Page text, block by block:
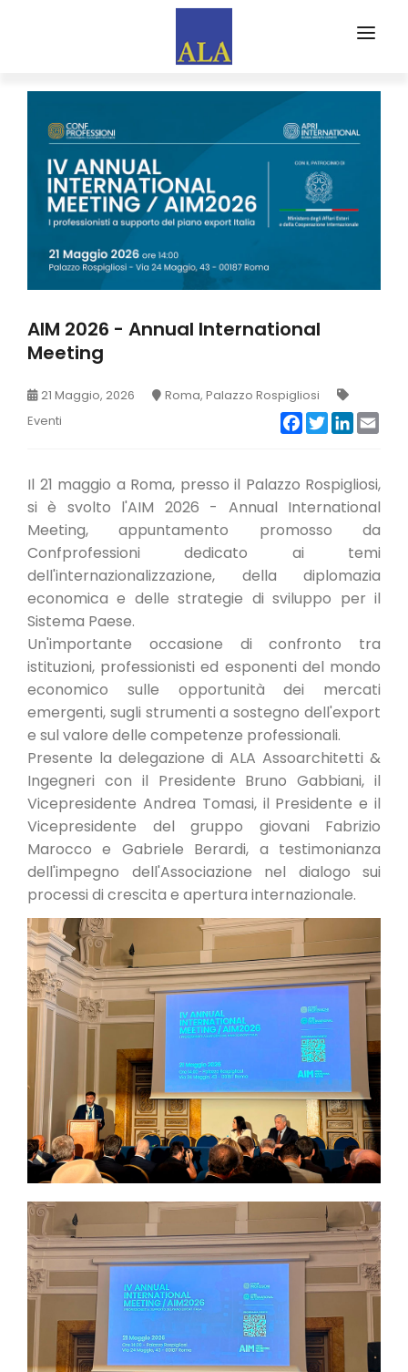
CHI SIAMO
PARTNERS
EVENTI
FORMAALA FORMAZIONE
WEB MAGAZINE
RASSEGNA STAMPA
CONVENZIONI
AIM 2026 - Annual International
Meeting
21 Maggio, 2026
Roma, Palazzo Rospigliosi
Eventi
Facebook
TwitterLinkedIn
Il 21 maggio a Roma, presso il Palazzo Rospigliosi,
si è svolto l'AIM 2026 - Annual International
Meeting, appuntamento promosso da
Confprofessioni dedicato ai temi
dell'internazionalizzazione, della diplomazia
economica e delle strategie di sviluppo per il
Sistema Paese.
Un'importante occasione di confronto tra
istituzioni, professionisti ed esponenti del mondo
economico sulle opportunità dei mercati
emergenti, sugli strumenti a sostegno dell'export
e sul valore delle competenze professionali.
Presente la delegazione di ALA Assoarchitetti &
Ingegneri con il Presidente Bruno Gabbiani, il
Vicepresidente Andrea Tomasi, il Presidente e il
Vicepresidente del gruppo giovani Fabrizio
Marocco e Gabriele Berardi, a testimonianza
dell'impegno dell'Associazione nel dialogo sui
processi di crescita e apertura internazionale.